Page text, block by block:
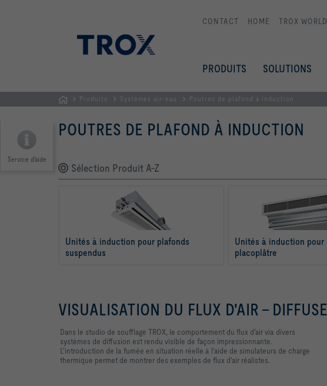
CONTACT HOME TROX
PRODUITS SOLUTIONS
d'accueil
Produits Systèmes air-eau Poutres de plafond à induction
Service d'aide
POUTRES DE PLAFOND À INDUCTION
Sélection Produit A-Z
Unités à induction pour plafonds
suspendus
Unités à induction pour
placoplâtre
VISUALISATION DU FLUX D'AIR -
Dans le studio de soufflage TROX, le comportement du flux d'air via divers
systèmes de diffusion est rendu visible de façon impressionnante.
L'introduction de la fumée en situation réelle à l'aide de simulateurs de charge
thermique permet de montrer des exemples de flux d'air réalistes.